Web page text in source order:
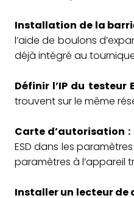
Installation de la
l’aide de boulons
déjà intégré au
Définir l’IP du testeur
trouvent sur le même
Carte d’autorisation :
ESD dans les
paramètres à l’appareil
Installer un lecteur de